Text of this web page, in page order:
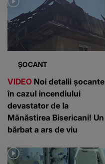
ȘOCANT
VIDEO Noi detalii șocante
în cazul incendiului
devastator de la
Mănăstirea Bisericani! Un
bărbat a ars de viu